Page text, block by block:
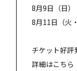
8月9日（日）
8月11日（火
チケット好評
詳細はこちら